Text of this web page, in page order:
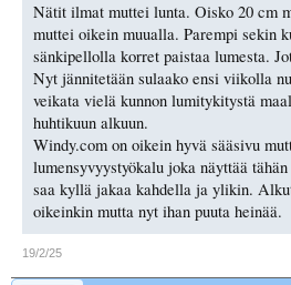
Nätit ilmat muttei lunta. Oisko 20 cm
muttei oikein muualla. Parempi sekin
sänkipellolla korret paistaa lumesta.
Nyt jännitetään sulaako ensi viikolla
veikata vielä kunnon lumitykitystä
huhtikuun alkuun.
Windy.com on oikein hyvä sääsivu
lumensyvyystyökalu joka näyttää
saa kyllä jakaa kahdella ja ylikin.
oikeinkin mutta nyt ihan puuta heinää.
19/2/25